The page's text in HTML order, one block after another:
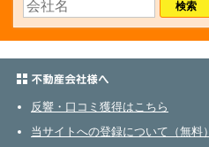
反響・口コミ獲得はこちら
当サイトへの登録について（無料）